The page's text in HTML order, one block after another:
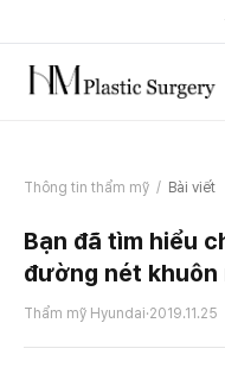
Thông tin thẩm mỹ / Bài viết
Bạn đã tìm hiểu
đường nét khuôn
Thẩm mỹ Hyundai·2019.11.25